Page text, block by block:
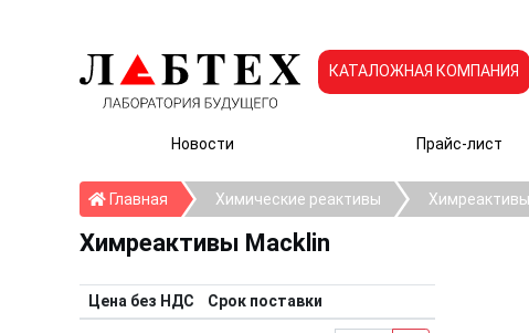
КАТАЛОЖНАЯ КОМПАНИЯ
Новости Прайс-лист
ГлавнаяГлавнаяХимические реактивы
Химреактивы Macklin
Цена без НДС Срок поставки